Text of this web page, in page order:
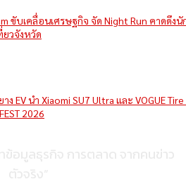
ขับเคลื่อนเศรษฐกิจ จัด Night Run คาดดึงนั
วจังหวัด
EV นำ Xiaomi SU7 Ultra และ VOGUE
2026